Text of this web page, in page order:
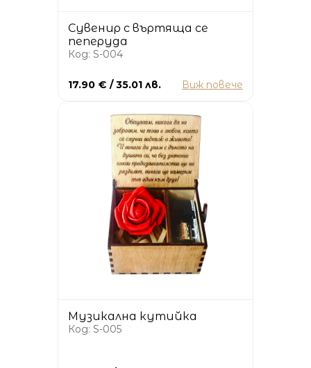
Сувенир с въртяща се
пеперуда
Код: S-004
17.90 € / 35.01 лв. Виж повече
Музикална кутийка
Код: S-005